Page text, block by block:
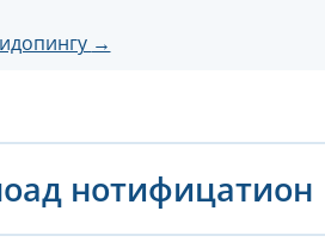
→
нотифицатион